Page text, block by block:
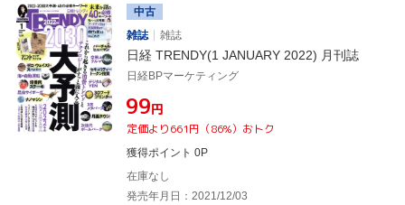
中古
雑誌
雑誌
日経 TRENDY(1 JANUARY 2022) 月刊誌
日経BPマーケティング
¥99円
定価より661円（86%）おトク
獲得ポイント 0P
在庫なし
発売年月日：2021/12/03